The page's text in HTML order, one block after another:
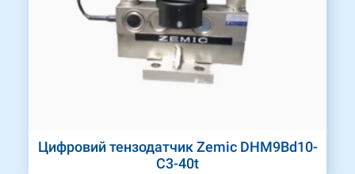
Цифровий тензодатчик Zemic DHM9Bd10-
C3-40t